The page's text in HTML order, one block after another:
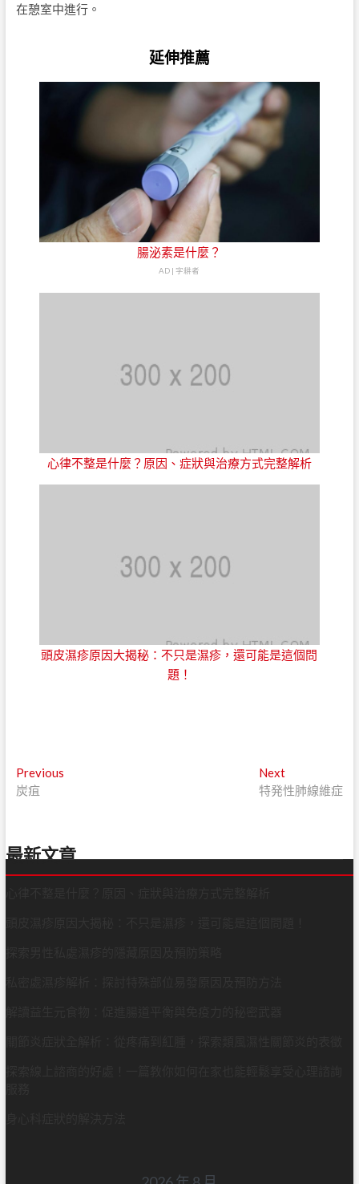
在憩室中進行。
延伸推薦
腸泌素是什麼？
AD | 字耕者
心律不整是什麼？原因、症狀與治療方式完整解析
頭皮濕疹原因大揭秘：不只是濕疹，還可能是這個問
題！
文
章
覽
PreviousPrevious
炭疽
NextNext
post:
特発性肺線維症
最新文章